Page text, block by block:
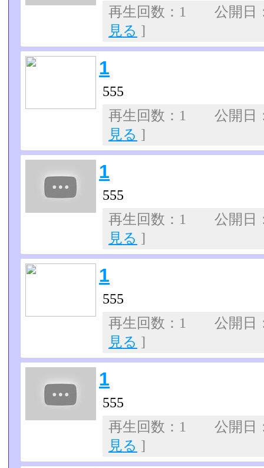
再生回数：1 公開
見る ]
1
555
再生回数：1 公開
見る ]
1
555
再生回数：1 公開
見る ]
1
555
再生回数：1 公開
見る ]
1
555
再生回数：1 公開
見る ]